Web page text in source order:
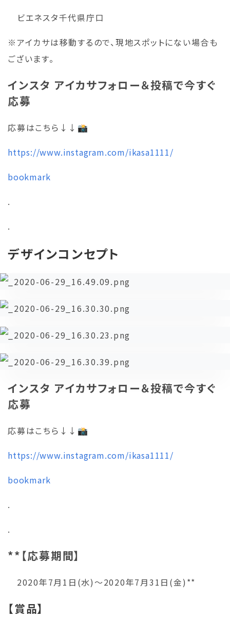
ビエネスタ千代県庁口
※アイカサは移動するので、現地スポットにない場合も
ございます。
インスタ アイカサフォロー＆投稿で今すぐ
応募
応募はこちら↓↓📸
https://www.instagram.com/ikasa1111/
bookmark
.
.
デザインコンセプト
インスタ アイカサフォロー＆投稿で今すぐ
応募
応募はこちら↓↓📸
https://www.instagram.com/ikasa1111/
bookmark
.
.
**【応募期間】
2020年7月1日(水)～2020年7月31日(金)**
【賞品】